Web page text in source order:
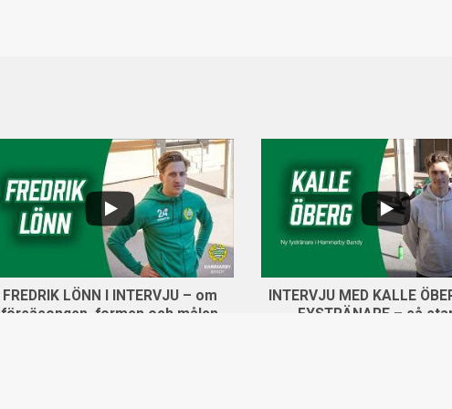
FREDRIK LÖNN I INTERVJU – om
försäsongen, formen och målen
0
INTERVJU MED KALLE
FYSTRÄNARE – så